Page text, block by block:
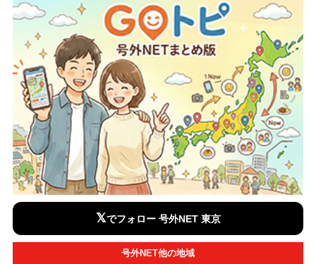
𝕏でフォロー 号外NET 東京
号外NET他の地域